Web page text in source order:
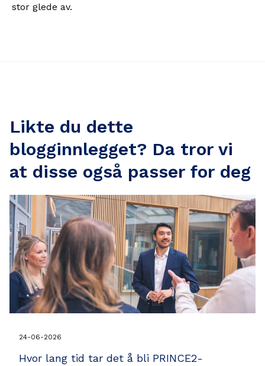
stor glede av.
Likte du dette
blogginnlegget? Da tror vi
at disse også passer for deg
24-06-2026
Hvor lang tid tar det å bli PRINCE2-